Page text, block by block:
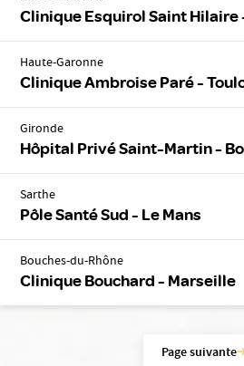
Clinique Esquirol Saint Hilaire
Haute-Garonne
Clinique Ambroise Paré -
Gironde
Hôpital Privé Saint-Martin -
Sarthe
Pôle Santé Sud - Le Mans
Bouches-du-Rhône
Clinique Bouchard - Marseille
Page suivante